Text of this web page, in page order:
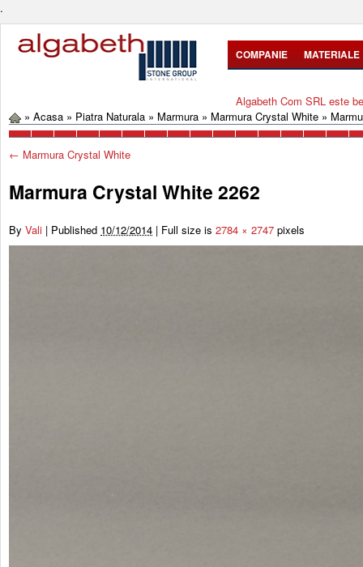
.
COMPANIE MATERIALE
Algabeth Com SRL este
» Acasa » Piatra Naturala » Marmura » Marmura Crystal White »
← Marmura Crystal White
Marmura Crystal White 2262
By Vali | Published 10/12/2014 | Full size is 2784 × 2747 pixels